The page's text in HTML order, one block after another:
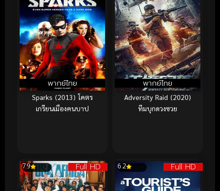
พากย์ไทย
Sparks (2013) โคตร
เกรียนเมืองคนบาป
พากย์ไทย
Adversity Raid (2020)
ทีมบุกดวงซวย
Full HD
7.9 Full HD
6.2